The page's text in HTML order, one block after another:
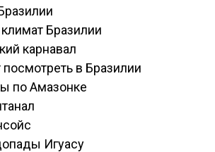
Бразилии
карнавал
посмотреть в Бразилии
по Амазонке
Игуасу